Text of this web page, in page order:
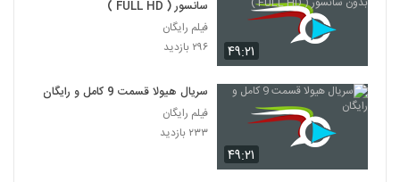
۴۹:۲۱
سانسور ( FULL HD )
فیلم رایگان
۲۹۶ بازدید
۴۹:۲۱
سریال هیولا قسمت 9 کامل و رایگان
فیلم رایگان
۲۳۳ بازدید